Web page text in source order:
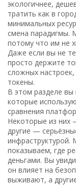
экологичнее,
тратить как в
минимальных
смена парадигмы.
потому что им не
Даже если вы не
просто держите
сложных
токены.
В этом разделе вы
которые
сравнения
Некоторые из них
другие —
показываем, где
деньгами. Вы
он влияет на
выживают, а